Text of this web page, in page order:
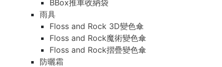
BBox推車收納袋
雨具
Floss and Rock 3D變色傘
Floss and Rock魔術變色傘
Floss and Rock摺疊變色傘
防曬霜